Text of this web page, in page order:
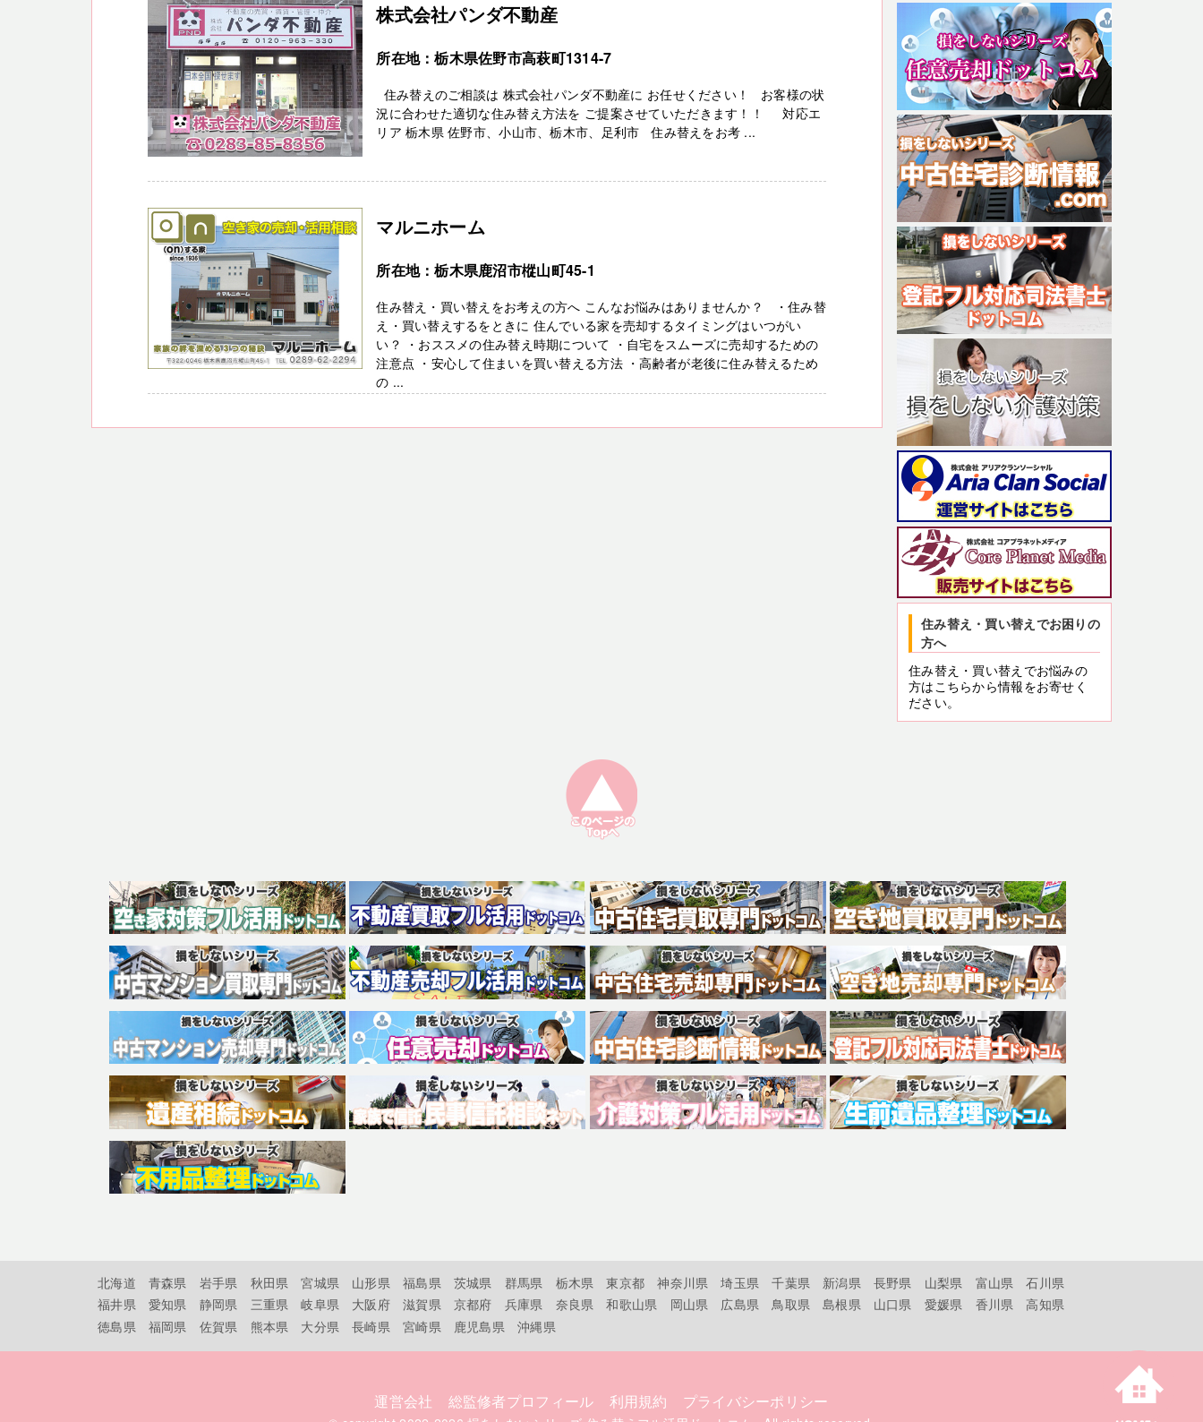
株式会社パンダ不動産
所在地：栃木県佐野市高萩町1314-7
住み替えのご相談は 株式会社パンダ不動産に お任せください！ お客様の状
況に合わせた適切な住み替え方法を ご提案させていただきます！！ 対応エ
リア 栃木県 佐野市、小山市、栃木市、足利市 住み替えをお考 ...
マルニホーム
所在地：栃木県鹿沼市樅山町45-1
住み替え・買い替えをお考えの方へ こんなお悩みはありませんか？ ・住み替
え・買い替えするをときに 住んでいる家を売却するタイミングはいつがい
い？ ・おススメの住み替え時期について ・自宅をスムーズに売却するための
注意点 ・安心して住まいを買い替える方法 ・高齢者が老後に住み替えるため
の ...
住み替え・買い替えでお困りの
方へ
住み替え・買い替えでお悩みの
方はこちらから情報をお寄せく
ださい。
北海道 青森県 岩手県 秋田県 宮城県 山形県 福島県 茨城県 群馬県 栃木県 東京都 神奈川県 埼玉県 千葉県 新潟県 長野県 山梨県 富山県
石川県
福井県
愛知県 静岡県 三重県 岐阜県 大阪府 滋賀県 京都府 兵庫県 奈良県 和歌山県 岡山県 広島県 鳥取県 島根県 山口県 愛媛県 香川県
高知県
徳島県
福岡県 佐賀県 熊本県 大分県 長崎県 宮崎県 鹿児島県 沖縄県
運営会社 総監修者プロフィール 利用規約 プライバシーポリシー